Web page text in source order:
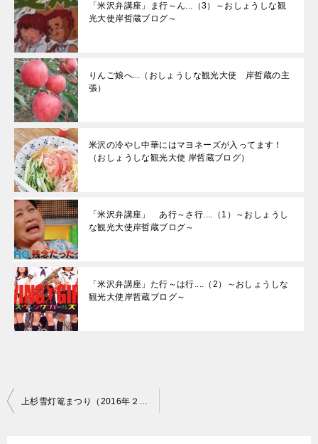
「米沢弁講座」ま行～ん...（3）～おしょうしな観
光大使岸哲蔵ブログ～
りんご娘へ...（おしょうしな観光大使 岸哲蔵の主
張）
米沢の冷やし中華にはマヨネーズが入ってます！
（おしょうしな観光大使 岸哲蔵ブログ）
「米沢弁講座」 あ行～さ行....（1）～おしょうし
な観光大使岸哲蔵ブログ～
「米沢弁講座」た行～は行....（2）～おしょうしな
観光大使岸哲蔵ブログ～
投
上杉雪灯篭まつり（2016年２月１３～１４日）～おしょうしな観光大使岸哲蔵ブログ～